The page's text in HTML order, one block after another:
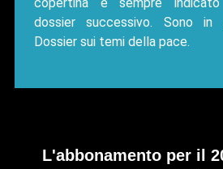
dossier successivo. Sono in
Dossier sui temi della pace.
L'abbonamento per il